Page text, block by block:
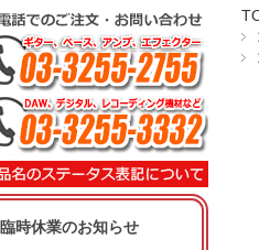
臨時休業のお知らせ